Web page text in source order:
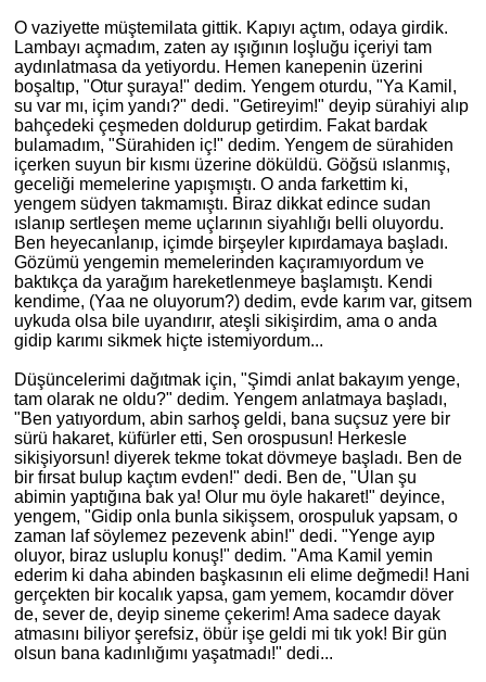
O vaziyette müştemilata gittik. Kapıyı açtım, odaya girdik.
Lambayı açmadım, zaten ay ışığının loşluğu içeriyi tam
aydınlatmasa da yetiyordu. Hemen kanepenin üzerini
boşaltıp, "Otur şuraya!" dedim. Yengem oturdu, "Ya Kamil,
su var mı, içim yandı?" dedi. "Getireyim!" deyip sürahiyi alıp
bahçedeki çeşmeden doldurup getirdim. Fakat bardak
bulamadım, "Sürahiden iç!" dedim. Yengem de sürahiden
içerken suyun bir kısmı üzerine döküldü. Göğsü ıslanmış,
geceliği memelerine yapışmıştı. O anda farkettim ki,
yengem südyen takmamıştı. Biraz dikkat edince sudan
ıslanıp sertleşen meme uçlarının siyahlığı belli oluyordu.
Ben heyecanlanıp, içimde birşeyler kıpırdamaya başladı.
Gözümü yengemin memelerinden kaçıramıyordum ve
baktıkça da yarağım hareketlenmeye başlamıştı. Kendi
kendime, (Yaa ne oluyorum?) dedim, evde karım var, gitsem
uykuda olsa bile uyandırır, ateşli sikişirdim, ama o anda
gidip karımı sikmek hiçte istemiyordum...
Düşüncelerimi dağıtmak için, "Şimdi anlat bakayım yenge,
tam olarak ne oldu?" dedim. Yengem anlatmaya başladı,
"Ben yatıyordum, abin sarhoş geldi, bana suçsuz yere bir
sürü hakaret, küfürler etti, Sen orospusun! Herkesle
sikişiyorsun! diyerek tekme tokat dövmeye başladı. Ben de
bir fırsat bulup kaçtım evden!" dedi. Ben de, "Ulan şu
abimin yaptığına bak ya! Olur mu öyle hakaret!" deyince,
yengem, "Gidip onla bunla sikişsem, orospuluk yapsam, o
zaman laf söylemez pezevenk abin!" dedi. "Yenge ayıp
oluyor, biraz usluplu konuş!" dedim. "Ama Kamil yemin
ederim ki daha abinden başkasının eli elime değmedi! Hani
gerçekten bir kocalık yapsa, gam yemem, kocamdır döver
de, sever de, deyip sineme çekerim! Ama sadece dayak
atmasını biliyor şerefsiz, öbür işe geldi mi tık yok! Bir gün
olsun bana kadınlığımı yaşatmadı!" dedi...